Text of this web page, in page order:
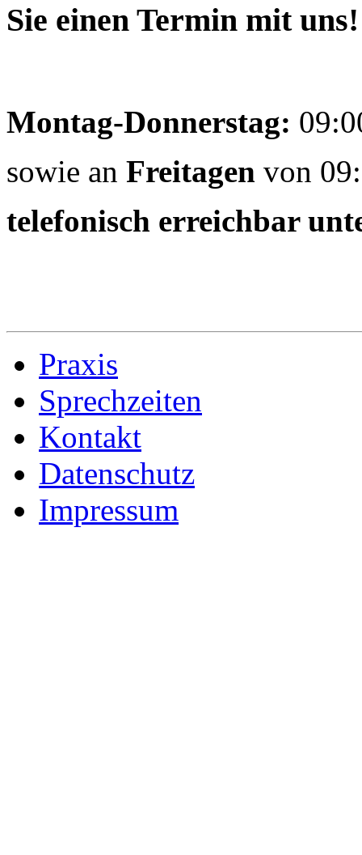
Sie einen Termin mit uns!
Montag-Donnerstag:
sowie an Freitagen von
telefonisch erreichbar
Praxis
Sprechzeiten
Kontakt
Datenschutz
Impressum